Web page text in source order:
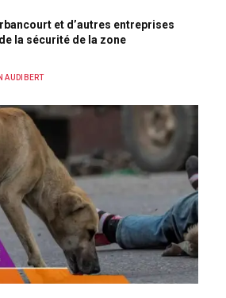
et d’autres entreprises
la sécurité de la zone
AUDIBERT